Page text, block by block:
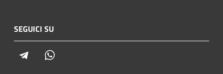
SEGUICI SU
Telegram